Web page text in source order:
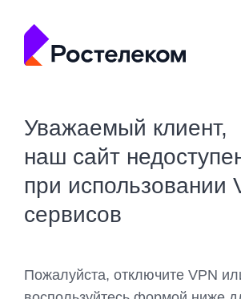
Уважаемый клиент,
наш сайт
при использовании
сервисов
Пожалуйста, отключите VPN